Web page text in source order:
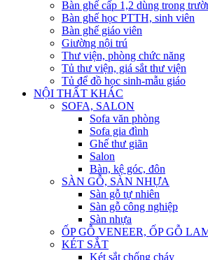
Bàn ghế cấp 1,2 dùng trong
Bàn ghế học PTTH, sinh viên
Bàn ghế giáo viên
Giường nội trú
Thư viện, phòng chức năng
Tủ thư viện, giá sắt thư viện
Tủ để đồ học sinh-mẫu giáo
NỘI THẤT KHÁC
SOFA, SALON
Sofa văn phòng
Sofa gia đình
Ghế thư giãn
Salon
Bàn, kệ góc, đôn
SÀN GỖ, SÀN NHỰA
Sàn gỗ tự nhiên
Sàn gỗ công nghiệp
Sàn nhựa
ỐP GỖ VENEER, ỐP GỖ
KÉT SẮT
Két sắt chống cháy